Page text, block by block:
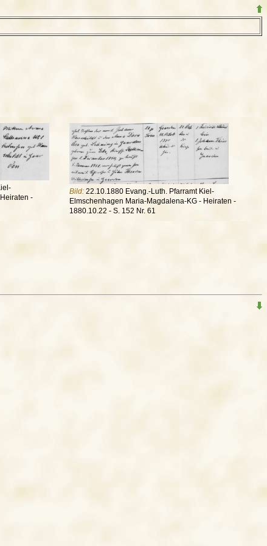
-
Bild: 22.10.1880 Evang.-Luth. Pfarramt Kiel-
Elmschenhagen Maria-Magdalena-KG - Heiraten -
1880.10.22 - S. 152 Nr. 61